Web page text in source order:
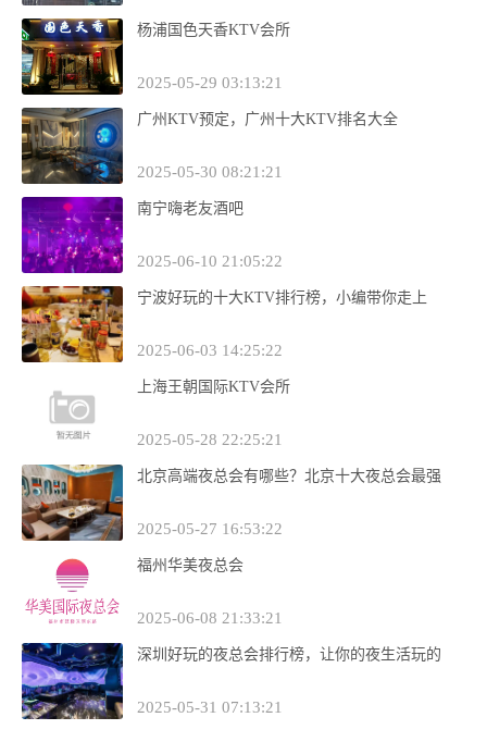
杨浦国色天香KTV会所
2025-05-29 03:13:21
广州KTV预定，广州十大KTV排名大全
2025-05-30 08:21:21
南宁嗨老友酒吧
2025-06-10 21:05:22
宁波好玩的十大KTV排行榜，小编带你走上
2025-06-03 14:25:22
上海王朝国际KTV会所
2025-05-28 22:25:21
北京高端夜总会有哪些？北京十大夜总会最强
2025-05-27 16:53:22
福州华美夜总会
2025-06-08 21:33:21
深圳好玩的夜总会排行榜，让你的夜生活玩的
2025-05-31 07:13:21